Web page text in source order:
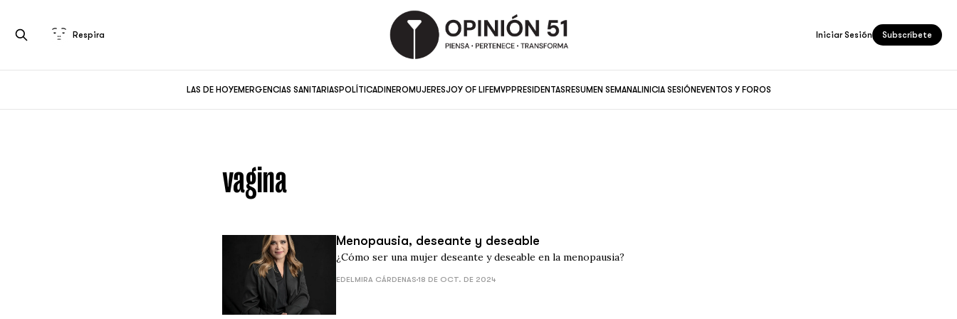
LAS DE HOYEMERGENCIAS SANITARIASPOLÍTICADINEROMUJERESJOY OF LIFEMVPPRESIDENTASRESUMEN SEMANALINICIA SESIÓNEVENTOS Y FOROS
Respira Iniciar Sesión Subscríbete
vagina
Menopausia, deseante y deseable
¿Cómo ser una mujer deseante y deseable en la menopausia?
EDELMIRA CÁRDENAS 18 DE OCT. DE 2024